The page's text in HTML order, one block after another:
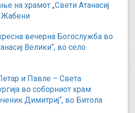
на храмот „Свети Атанасиј
Жабени
вечерна Богослужба во
Велики“, во село
и Павле – Света
во соборниот храм
Димитриј“, во Битола